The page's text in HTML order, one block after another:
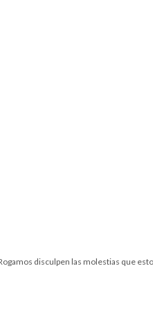
disculpen las molestias que